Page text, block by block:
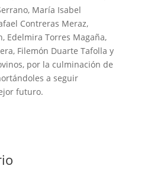
María Isabel
Contreras Meraz,
Edelmira Torres Magaña,
Filemón Duarte Tafolla y
por la culminación de
a seguir
futuro.